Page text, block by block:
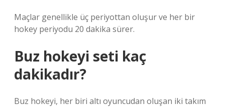
Maçlar genellikle üç periyottan oluşur ve her bir
hokey periyodu 20 dakika sürer.
Buz hokeyi seti kaç
dakikadır?
Buz hokeyi, her biri altı oyuncudan oluşan iki takım